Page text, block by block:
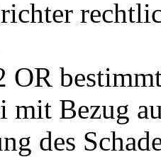
OR
mit Bezug
des